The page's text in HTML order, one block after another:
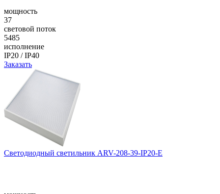
мощность
37
световой поток
5485
исполнение
IP20 / IP40
Заказать
Светодиодный светильник ARV-208-39-IP20-E